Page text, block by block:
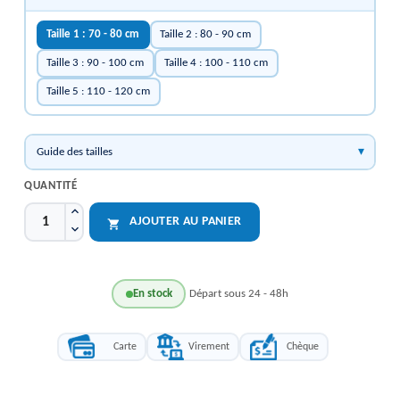
Taille 1 : 70 - 80 cm Taille 2 : 80 - 90 cm
Taille 3 : 90 - 100 cm Taille 4 : 100 - 110 cm
Taille 5 : 110 - 120 cm
Guide des tailles
QUANTITÉ
 AJOUTER AU PANIER
En stock Départ sous 24 - 48h
Carte Virement Chèque